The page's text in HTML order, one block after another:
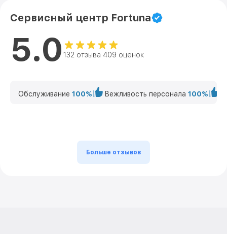
Сервисный центр Fortuna
5.0 132 отзыва 409 оценок
Обслуживание 100% Вежливость персонала 100%
Больше отзывов